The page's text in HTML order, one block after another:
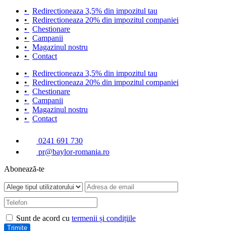
•
Redirectioneaza 3,5% din impozitul tau
•
Redirectioneaza 20% din impozitul companiei
•
Chestionare
•
Campanii
•
Magazinul nostru
•
Contact
•
Redirectioneaza 3,5% din impozitul tau
•
Redirectioneaza 20% din impozitul companiei
•
Chestionare
•
Campanii
•
Magazinul nostru
•
Contact
0241 691 730
pr@baylor-romania.ro
Abonează-te
Sunt de acord cu termenii și condițiile